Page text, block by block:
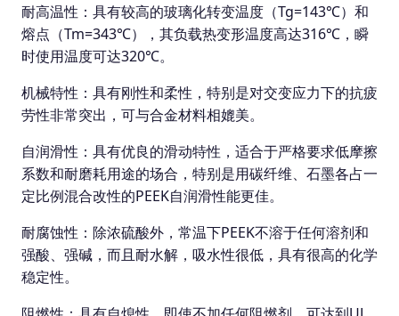
耐高温性：具有较高的玻璃化转变温度（Tg=143℃）和
熔点（Tm=343℃），其负载热变形温度高达316℃，瞬
时使用温度可达320℃。
机械特性：具有刚性和柔性，特别是对交变应力下的抗疲
劳性非常突出，可与合金材料相媲美。
自润滑性：具有优良的滑动特性，适合于严格要求低摩擦
系数和耐磨耗用途的场合，特别是用碳纤维、石墨各占一
定比例混合改性的PEEK自润滑性能更佳。
耐腐蚀性：除浓硫酸外，常温下PEEK不溶于任何溶剂和
强酸、强碱，而且耐水解，吸水性很低，具有很高的化学
稳定性。